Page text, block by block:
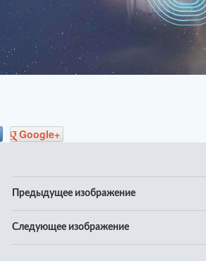
Google+
Предыдущее изображение
Следующее изображение